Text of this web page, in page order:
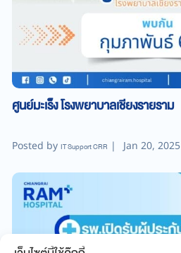
ศูนย์มะเร็ง โรงพยาบาลเชียงรายราม
Posted by IT Support CRR | Jan 20, 2025